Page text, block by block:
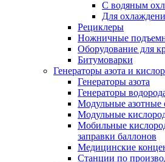
С водяным
Для
Рециклеры
Ножничные
Оборудование для
Битумоварки
Генераторы азота и
Генераторы азота
Генераторы
Модульные азотные
Модульные
Мобильные
заправки баллонов
Медицинские
Станции по